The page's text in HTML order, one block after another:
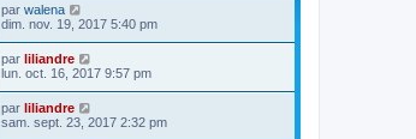
par walena
dim. nov. 19, 2017 5:40 pm
par liliandre
lun. oct. 16, 2017 9:57 pm
par liliandre
sam. sept. 23, 2017 2:32 pm